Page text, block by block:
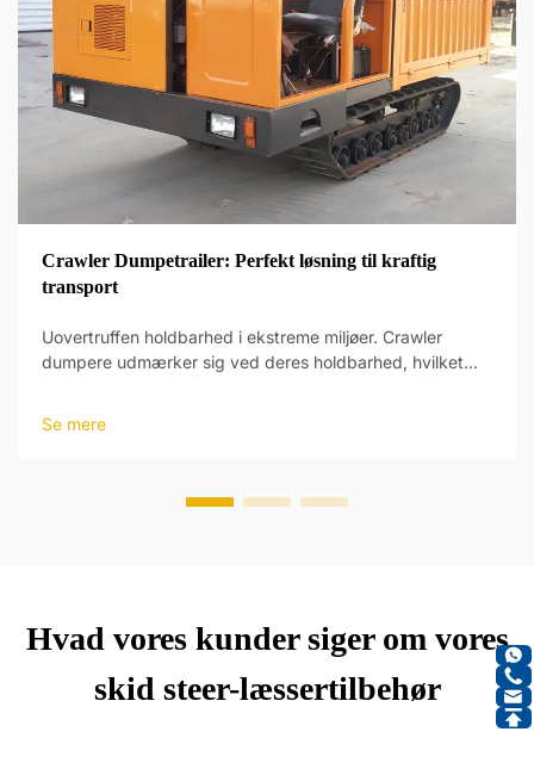
Crawler Dumpetrailer: Perfekt løsning til kraftig
transport
Uovertruffen holdbarhed i ekstreme miljøer. Crawler
dumpere udmærker sig ved deres holdbarhed, hvilket
laster og vanskeligt terræn i mining-, bygge- og
Se mere
Hvad vores kunder siger om vores
skid steer-læssertilbehør